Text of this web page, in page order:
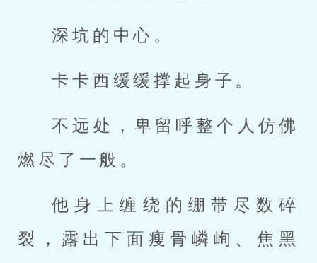
深坑的中心。
卡卡西缓缓撑起身子。
不远处，卑留呼整个人仿佛
燃尽了一般。
他身上缠绕的绷带尽数碎
裂，露出下面瘦骨嶙峋、焦黑